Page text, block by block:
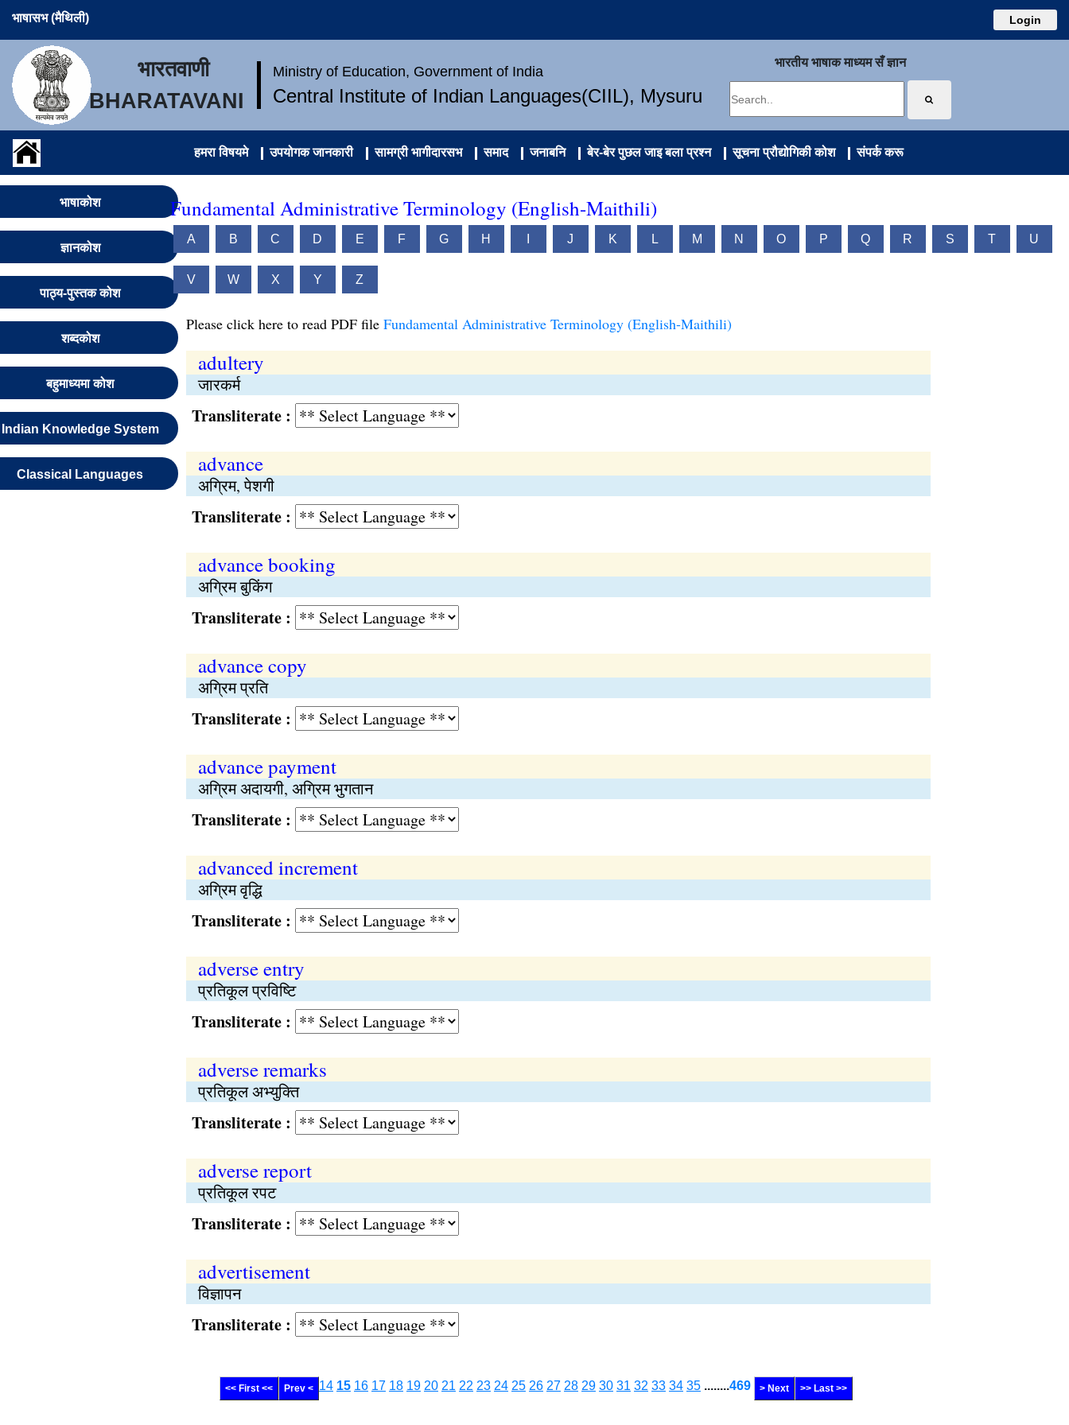
भाषासभ (मैथिली) Login
भारतवाणी
BHARATAVANI
Ministry of Education, Government of India
Central Institute of Indian Languages(CIIL), Mysuru
भारतीय भाषाक माध्यम सँ ज्ञान
हमरा विषयमे उपयोगक जानकारी सामग्री भागीदारसभ समाद जनाबनि बेर-बेर पुछल जाइ बला प्रश्न सूचना प्रौद्योगिकी कोश संपर्क करू
भाषाकोश
ज्ञानकोश
पाठ्य-पुस्तक कोश
शब्दकोश
बहुमाध्यमा कोश
Indian Knowledge System
Classical Languages
Fundamental Administrative Terminology (English-Maithili)
A B C D E F G H J K L M N O P Q R S T U
V W X Y Z
Please click here to read PDF file Fundamental Administrative Terminology (English-Maithili)
adultery
जारकर्म
Transliterate :
advance
अग्रिम, पेशगी
Transliterate :
advance booking
अग्रिम बुकिंग
Transliterate :
advance copy
अग्रिम प्रति
Transliterate :
advance payment
अग्रिम अदायगी, अग्रिम भुगतान
Transliterate :
advanced increment
अग्रिम वृद्धि
Transliterate :
adverse entry
प्रतिकूल प्रविष्‍टि
Transliterate :
adverse remarks
प्रतिकूल अभ्युक्‍ति
Transliterate :
adverse report
प्रतिकूल रपट
Transliterate :
advertisement
विज्ञापन
Transliterate :
<< First << Prev < 14 15 16 17 18 19 20 21 22 23 24 25 26 27 28 29 30 31 32 33 34 35 ........469 > Next >> Last >>